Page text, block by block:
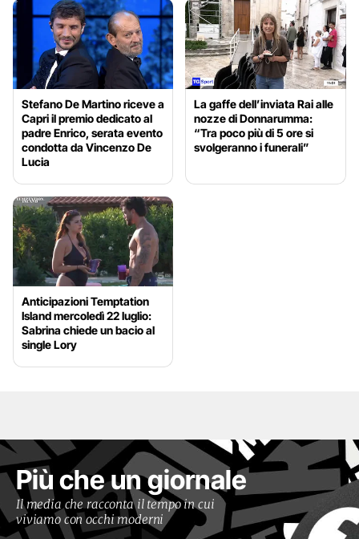
Stefano De Martino riceve a
Capri il premio dedicato al
padre Enrico, serata evento
condotta da Vincenzo De
Lucia
La gaffe dell’inviata Rai alle
nozze di Donnarumma:
“Tra poco più di 5 ore si
svolgeranno i funerali”
Anticipazioni Temptation
Island mercoledì 22 luglio:
Sabrina chiede un bacio al
single Lory
Più che un giornale
Il media che racconta il tempo in cui
viviamo con occhi moderni